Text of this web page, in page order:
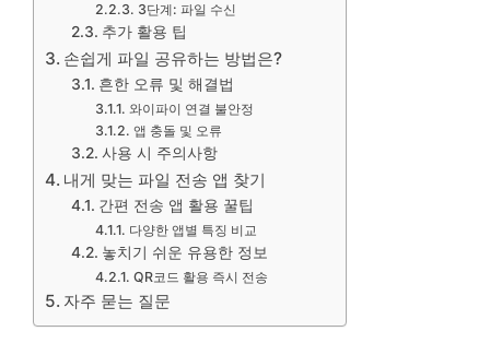
3단계: 파일 수신
추가 활용 팁
손쉽게 파일 공유하는 방법은?
흔한 오류 및 해결법
와이파이 연결 불안정
앱 충돌 및 오류
사용 시 주의사항
내게 맞는 파일 전송 앱 찾기
간편 전송 앱 활용 꿀팁
다양한 앱별 특징 비교
놓치기 쉬운 유용한 정보
QR코드 활용 즉시 전송
자주 묻는 질문